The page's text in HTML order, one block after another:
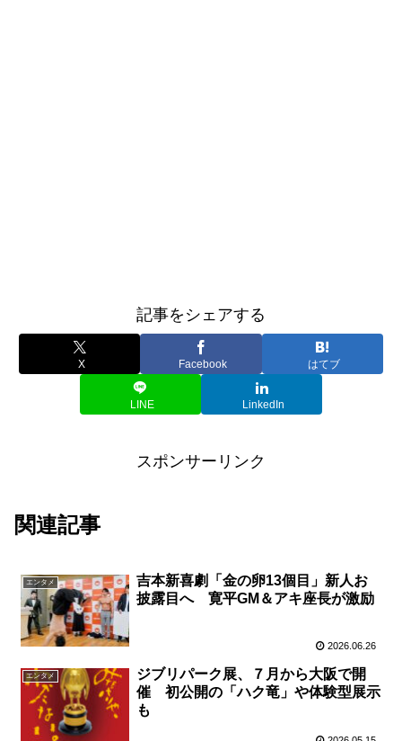
記事をシェアする
X Facebook はてブ
LINE LinkedIn
スポンサーリンク
関連記事
エンタメ
吉本新喜劇「金の卵13個目」新人お
披露目へ 寛平GM＆アキ座長が激励
2026.06.26
エンタメ
ジブリパーク展、７月から大阪で開
催 初公開の「ハク竜」や体験型展示
も